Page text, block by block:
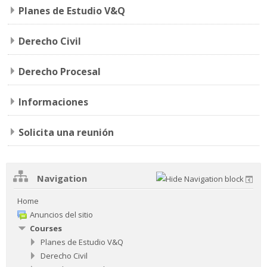
Planes de Estudio V&Q
Derecho Civil
Derecho Procesal
Informaciones
Solicita una reunión
Navigation
Home
Anuncios del sitio
Courses
Planes de Estudio V&Q
Derecho Civil